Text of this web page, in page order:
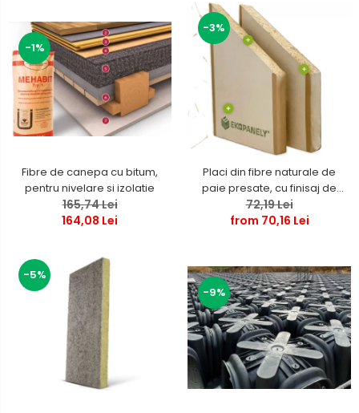
-1%
Fibre de canepa cu bitum,
pentru nivelare si izolatie
165,74 Lei
164,08 Lei
-3%
Placi din fibre naturale de
paie presate, cu finisaj de
carton
72,19 Lei
from 70,16 Lei
-5%
-9%